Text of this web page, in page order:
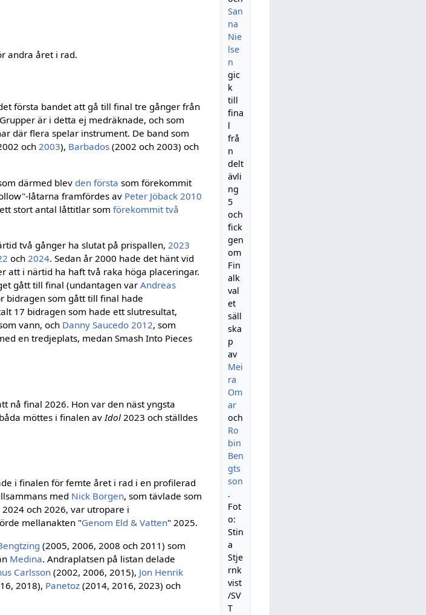
San
na
Nie
lse
n
gic
k
till
fina
l
frå
n
delt
ävli
ng
5
och
fick
gen
om
Fin
alk
val
et
säll
ska
p
av
Mei
ra
Om
ar
och
Ro
bin
Ben
gts
son
.
Fot
o:
Stin
a
Stje
rnk
vist
/SV
T
andra året i rad.
första bandet att gå till final tre gånger från
är i detta ej medräknade, och som
där flera spelar instrument. De band som
och2003), Barbados (2002 och 2003) och
därmed blev den första som förekommit
låtarna framfördes av Peter Jöback 2010
stort antal låttitlar somförekommit två
två gånger ha slutat på prispallen, 2023
och 2024. Sedan år 2000 hade det hänt vid
i närtid ha haft två raka höga placeringar.
gått till final (undantagen varAndreas
bidragen som gått till final hade
17 bidragen som hade ett slutresultat,
vann, och Danny Saucedo 2012, som
en tredjeplats, medan Smash Into Pieces
nå final 2026. Hon var den näst yngsta
möttes i finalen av Idol 2023 och ställdes
i finalen för femte året i rad i en profilerad
med Nick Borgen, som tävlade som
och 2026, var utropare i
mellanakten "Genom Eld & Vatten" 2025.
(2005, 2006, 2008 och 2011) som
Medina. Andraplatsen på listan delade
Carlsson(2002, 2006, 2015), Jon Henrik
2018), Panetoz (2014, 2016, 2023) och